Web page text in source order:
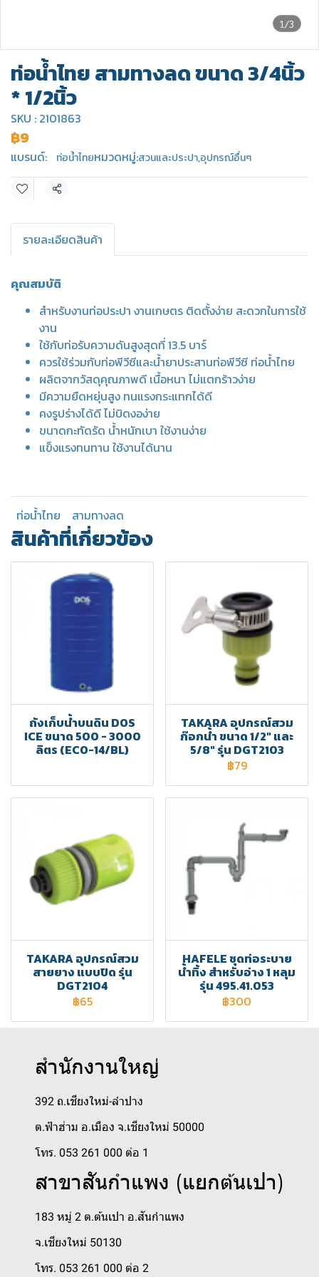
1/3
ท่อน้ำไทย สามทางลด ขนาด 3/4นิ้ว
* 1/2นิ้ว
SKU : 2101863
฿9
แบรนด์: ท่อน้ำไทยหมวดหมู่:สวนและประปา,อุปกรณ์อื่นๆ
แชร์
รายละเอียดสินค้า
คุณสมบัติ
สำหรับงานท่อประปา งานเกษตร ติดตั้งง่าย สะดวกในการใช้
งาน
ใช้กับท่อรับความดันสูงสุดที่ 13.5 บาร์
ควรใช้ร่วมกับท่อพีวีซีและน้ำยาประสานท่อพีวีซี ท่อน้ำไทย
ผลิตจากวัสดุคุณภาพดี เนื้อหนา ไม่แตกร้าวง่าย
มีความยืดหยุ่นสูง ทนแรงกระแทกได้ดี
คงรูปร่างได้ดี ไม่บิดงอง่าย
ขนาดกะทัดรัด น้ำหนักเบา ใช้งานง่าย
แข็งแรงทนทาน ใช้งานได้นาน
ท่อน้ำไทย สามทางลด
สินค้าที่เกี่ยวข้อง
ถังเก็บน้ำบนดิน DOS
ICE ขนาด 500 - 3000
ลิตร (ECO-14/BL)
TAKARA อุปกรณ์สวม
ก๊อกน้ำ ขนาด 1/2" และ
5/8" รุ่น DGT2103
฿79
TAKARA อุปกรณ์สวม
สายยาง แบบปิด รุ่น
DGT2104
฿65
HAFELE ชุดท่อระบาย
น้ำทิ้ง สำหรับอ่าง 1 หลุม
รุ่น 495.41.053
฿300
สำนักงานใหญ่
392 ถ.เชียงใหม่-ลำปาง
ต.ฟ้าฮ่าม อ.เมือง จ.เชียงใหม่ 50000
โทร. 053 261 000 ต่อ 1
สาขาสันกำแพง (แยกต้นเปา)
183 หมู่ 2 ต.ต้นเปา อ.สันกำแพง
จ.เชียงใหม่ 50130
โทร. 053 261 000 ต่อ 2